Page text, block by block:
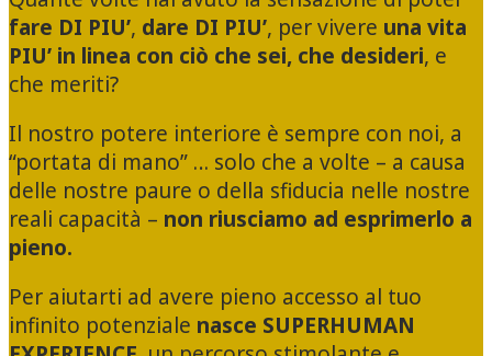
fare DI PIU’, dare DI PIU’, per vivere una vita
PIU’ in linea con ciò che sei, che desideri, e
che meriti?
Il nostro potere interiore è sempre con noi, a
“portata di mano” … solo che a volte – a causa
delle nostre paure o della sfiducia nelle nostre
reali capacità – non riusciamo ad esprimerlo a
pieno.
Per aiutarti ad avere pieno accesso al tuo
infinito potenziale nasce SUPERHUMAN